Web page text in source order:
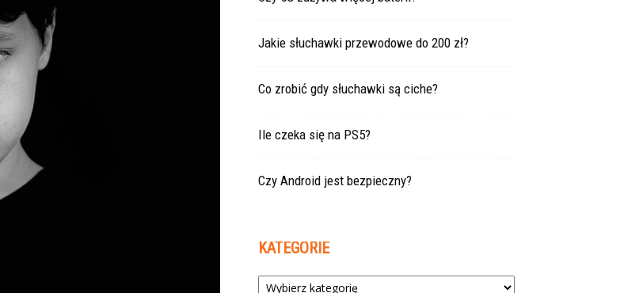
Jakie słuchawki przewodowe do 200 zł?
Co zrobić gdy słuchawki są ciche?
Ile czeka się na PS5?
Czy Android jest bezpieczny?
KATEGORIE
Kategorie